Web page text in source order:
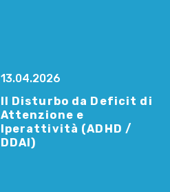
13.04.2026
Il Disturbo da Deficit di
Attenzione e
Iperattività (ADHD /
DDAI)